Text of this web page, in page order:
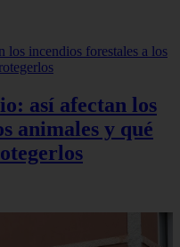
así afectan los
animales y qué